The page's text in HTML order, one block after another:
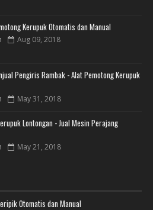
Kerupuk Otomatis dan Manual
Aug 09, 2018
Pengiris Rambak - Alat Pemotong Kerupuk
May 31, 2018
Lontongan - Jual Mesin Perajang
May 21, 2018
Otomatis dan Manual